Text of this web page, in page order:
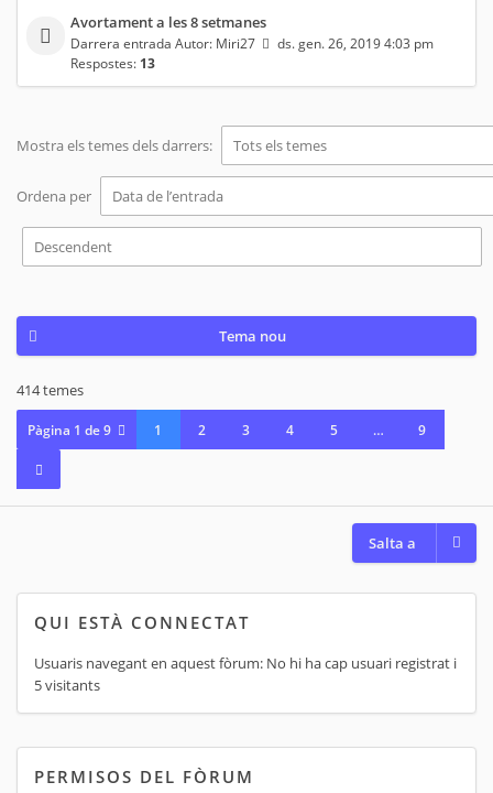
Avortament a les 8 setmanes
Darrera entrada Autor: Miri27
ds. gen. 26, 2019 4:03 pm
Respostes: 13
Mostra els temes dels darrers:
Ordena per
Tema nou
414 temes
Pàgina 1 de9 1 2 3 4 5 … 9
Salta a
QUI ESTÀ CONNECTAT
Usuaris navegant en aquest fòrum: No hi ha cap usuari registrat i
5 visitants
PERMISOS DEL FÒRUM